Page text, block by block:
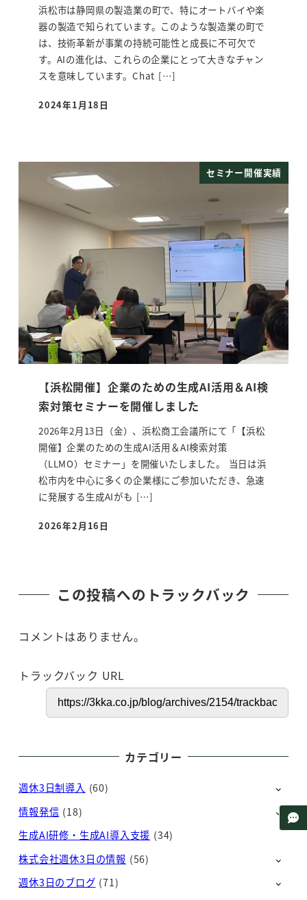
浜松市は静岡県の製造業の町で、特にオートバイや楽
器の製造で知られています。このような製造業の町で
は、技術革新が事業の持続可能性と成長に不可欠で
す。AIの進化は、これらの企業にとって大きなチャン
スを意味しています。Chat […]
投稿日
2024年1月18日
セミナー開催実績
【浜松開催】企業のための生成AI活用＆AI検
索対策セミナーを開催しました
2026年2月13日（金）、浜松商工会議所にて「【浜松
開催】企業のための生成AI活用＆AI検索対策
（LLMO）セミナー」を開催いたしました。 当日は浜
松市内を中心に多くの企業様にご参加いただき、急速
に発展する生成AIがも […]
投稿日
2026年2月16日
この投稿へのトラックバック
コメントはありません。
トラックバック URL
カテゴリー
週休3日制導入 (60)
情報発信 (18)
生成AI研修・生成AI導入支援 (34)
株式会社週休3日の情報 (56)
週休3日のブログ (71)